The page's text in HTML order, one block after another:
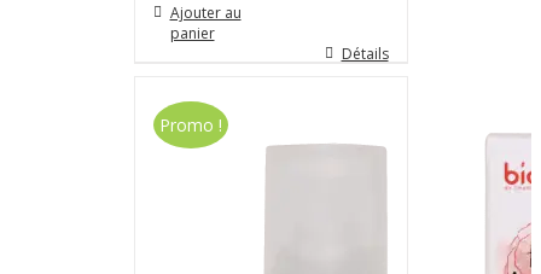
Ajouter au
panier
Détails
Promo !